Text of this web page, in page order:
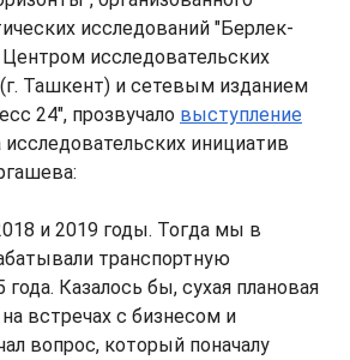
исследований "Берлек-
Центром исследовательских
(г. Ташкент) и сетевым изданием
24", прозвучало выступление
инициатив
и 2019 годы. Тогда мы в
транспортную
Казалось бы, сухая плановая
встречах с бизнесом и
вопрос, который поначалу